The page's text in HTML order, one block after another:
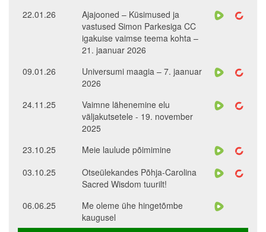
22.01.26
Ajajooned – Küsimused ja
vastused Simon Parkesiga CC
igakuise vaimse teema kohta –
21. jaanuar 2026
09.01.26
Universumi maagia – 7. jaanuar
2026
24.11.25
Vaimne lähenemine elu
väljakutsetele - 19. november
2025
23.10.25
Meie laulude põimimine
03.10.25
Otseülekandes Põhja-Carolina
Sacred Wisdom tuurilt!
06.06.25
Me oleme ühe hingetõmbe
kaugusel